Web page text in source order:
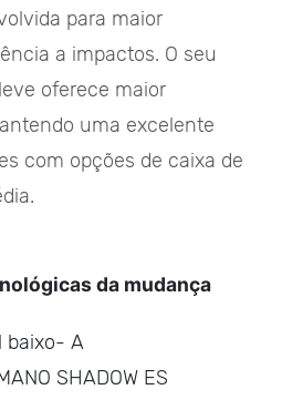
para maior
a impactos. O seu
oferece maior
uma excelente
com opções de caixa de
da mudança
baixo- A
SHADOW ES